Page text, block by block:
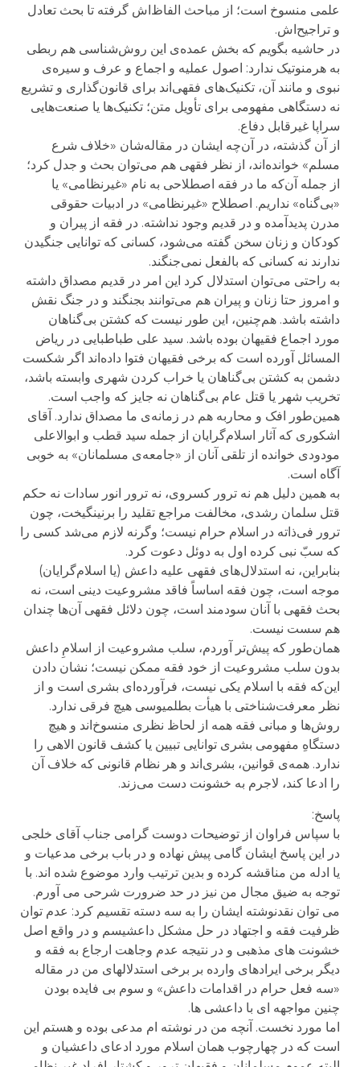
علمی منسوخ است؛ از مباحث الفاظ‌اش گرفته تا بحث تعادل
و تراجیح‌اش.
در حاشیه بگویم که بخش عمده‌ی این روش‌شناسی هم ربطی
به هرمنوتیک ندارد: اصول عملیه و اجماع و عرف و سیره‌ی
نبوی و مانند آن، تکنیک‌های فقهی‌اند برای قانون‌گذاری و تشریع
نه دستگاهی مفهومی برای تأویل متن؛ تکنیک‌ها یا صنعت‌هایی
سراپا غیرقابل دفاع.
از آن گذشته، در آن‌چه ایشان در مقاله‌شان «خلاف شرع
مسلم» خوانده‌اند، از نظر فقهی هم می‌توان بحث و جدل کرد؛
از جمله آن‌که ما در فقه اصطلاحی به نام «غیرنظامی» یا
«بی‌گناه» نداریم. اصطلاح «غیرنظامی» در ادبیات حقوقی
مدرن پدیدآمده و در قدیم وجود نداشته. در فقه از پیران و
کودکان و زنان سخن گفته می‌شود، کسانی که توانایی جنگیدن
ندارند نه کسانی که بالفعل نمی‌جنگند.
به راحتی می‌توان استدلال کرد این امر در قدیم مصداق داشته
و امروز حتا زنان و پیران هم می‌توانند بجنگند و در جنگ نقش
داشته باشد. هم‌چنین، این طور نیست که کشتن بی‌گناهان
مورد اجماع فقیهان بوده باشد. سید علی طباطبایی در ریاض
المسائل آورده است که برخی فقیهان فتوا داده‌اند اگر شکست
دشمن به کشتن بی‌گناهان یا خراب کردن شهری وابسته باشد،
تخریب شهر یا قتل عام بی‌گناهان نه جایز که واجب است.
همین‌طور افک و محاربه هم در زمانه‌ی ما مصداق ندارد. آقای
اشکوری که آثار اسلام‌گرایان از جمله سید قطب و ابوالاعلی
مودودی خوانده از تلقی آنان از «جامعه‌ی مسلمانان» به خوبی
آگاه است.
به همین دلیل هم نه ترور کسروی، نه ترور انور سادات نه حکم
قتل سلمان رشدی، مخالفت مراجع تقلید را برنینگیخت، چون
ترور فی‌ذاته در اسلام حرام نیست؛ وگرنه لازم می‌شد کسی را
که سبّ نبی کرده اول به دوئل دعوت کرد.
بنابراین، نه استدلال‌های فقهی علیه داعش (یا اسلام‌گرایان)
موجه است، چون فقه اساساً فاقد مشروعیت دینی است، نه
بحث فقهی با آنان سودمند است، چون دلائل فقهی آن‌ها چندان
هم سست نیست.
همان‌طور که پیش‌تر آوردم، سلب مشروعیت از اسلامِ داعش
بدون سلب مشروعیت از خود فقه ممکن نیست؛ نشان دادن
این‌که فقه با اسلام یکی نیست، فرآورده‌ای بشری است و از
نظر معرفت‌شناختی با هیأت بطلمیوسی هیچ فرقی ندارد.
روش‌ها و مبانی فقه همه از لحاظ نظری منسوخ‌اند و هیچ
دستگاهِ مفهومی بشری توانایی تبیین یا کشف قانون الاهی را
ندارد. همه‌ی قوانین، بشری‌اند و هر نظام قانونی که خلاف آن
را ادعا کند، لاجرم به خشونت دست می‌زند.
پاسخ:
با سپاس فراوان از توضیحات دوست گرامی جناب آقای خلجی
در این پاسخ ایشان گامی پیش نهاده و در باب برخی مدعیات و
یا ادله من مناقشه کرده و بدین ترتیب وارد موضوع شده اند. با
توجه به ضیق مجال من نیز در حد ضرورت شرحی می آورم.
می توان نقدنوشته ایشان را به سه دسته تقسیم کرد: عدم توان
ظرفیت فقه و اجتهاد در حل مشکل داعشیسم و در واقع اصل
خشونت های مذهبی و در نتیجه عدم وجاهت ارجاع به فقه و
دیگر برخی ایرادهای وارده بر برخی استدلالهای من در مقاله
«سه فعل حرام در اقدامات داعش» و سوم بی فایده بودن
چنین مواجهه ای با داعشی ها.
اما مورد نخست. آنچه من در نوشته ام مدعی بوده و هستم این
است که در چهارچوب همان اسلام مورد ادعای داعشیان و